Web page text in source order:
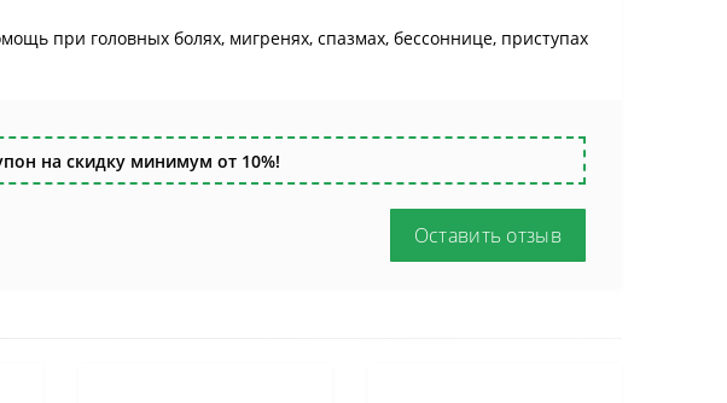
при головных болях, мигренях, спазмах, бессоннице, приступах
на скидку минимум от 10%!
Оставить отзыв